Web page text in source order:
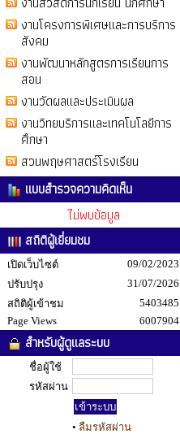
งานโครงการพิเศษและการบริการ
สังคม
งานพัฒนาหลักสูตรการเรียนการ
สอน
งานวัดผลและประเมินผล
งานวิทยบริการและเทคโนโลยีการ
ศึกษา
สวนพฤษศาสตร์โรงเรียน
แบบสำรวจความคิดเห็น
ไม่พบข้อมูล
สถิติผู้เยี่ยมชม
เปิดเว็บไซต์
09/02/2023
ปรับปรุง
31/07/2026
สถิติผู้เข้าชม
5403485
Page Views
6007904
สำหรับผู้ดูแลระบบ
ชื่อผู้ใช้
รหัสผ่าน
• ลืมรหัสผ่าน